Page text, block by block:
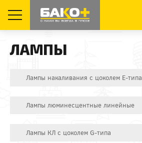
ЛАМПЫ
Лампы накаливания с цоколем E-типа
Лампы люминесцентные линейные
Лампы КЛ с цоколем G-типа